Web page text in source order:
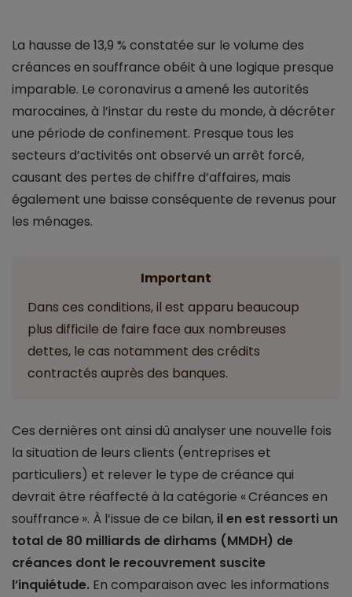
La hausse de 13,9 % constatée sur le volume des
créances en souffrance obéit à une logique presque
imparable. Le coronavirus a amené les autorités
marocaines, à l’instar du reste du monde, à décréter
une période de confinement. Presque tous les
secteurs d’activités ont observé un arrêt forcé,
causant des pertes de chiffre d’affaires, mais
également une baisse conséquente de revenus pour
les ménages.
Important
Dans ces conditions, il est apparu beaucoup
plus difficile de faire face aux nombreuses
dettes, le cas notamment des crédits
contractés auprès des banques.
Ces dernières ont ainsi dû analyser une nouvelle fois
la situation de leurs clients (entreprises et
particuliers) et relever le type de créance qui
devrait être réaffecté à la catégorie « Créances en
souffrance ». À l’issue de ce bilan, il en est ressorti un
total de 80 milliards de dirhams (MMDH) de
créances dont le recouvrement suscite
l’inquiétude. En comparaison avec les informations